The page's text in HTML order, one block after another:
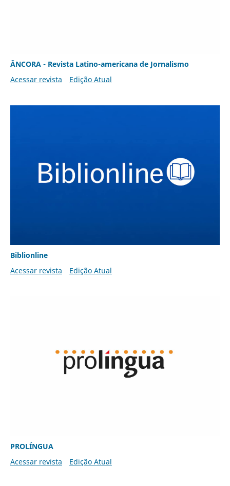
ÂNCORA - Revista Latino-americana de Jornalismo
Acessar revista
Edição Atual
Biblionline
Acessar revista
Edição Atual
PROLÍNGUA
Acessar revista
Edição Atual